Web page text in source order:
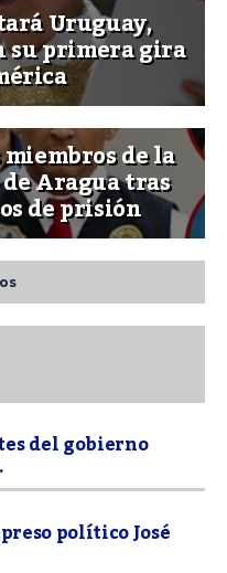
Uruguay,
su primera gira
de la
Aragua tras
de prisión
del gobierno
político José